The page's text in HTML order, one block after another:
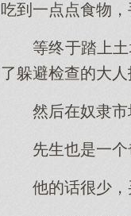
吃到一点点食物
等终于踏上
了躲避检查的大
然后在奴隶市
先生也是一个
他的话很少